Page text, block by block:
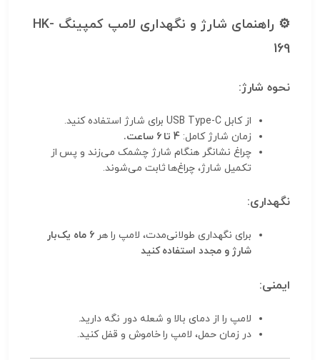
⚙️
راهنمای شارژ و نگهداری لامپ کمپینگ HK-
169
نحوه شارژ:
از کابل USB Type-C برای شارژ استفاده کنید.
زمان شارژ کامل: 4 تا 6 ساعت.
چراغ نشانگر هنگام شارژ چشمک می‌زند و پس از
تکمیل شارژ، چراغ‌ها ثابت می‌شوند.
نگهداری:
برای نگهداری طولانی‌مدت، لامپ را هر
6 ماه یک‌بار
شارژ و مجدد استفاده کنید
ایمنی:
لامپ را از دمای بالا و شعله دور نگه دارید.
در زمان حمل، لامپ را خاموش و قفل کنید.